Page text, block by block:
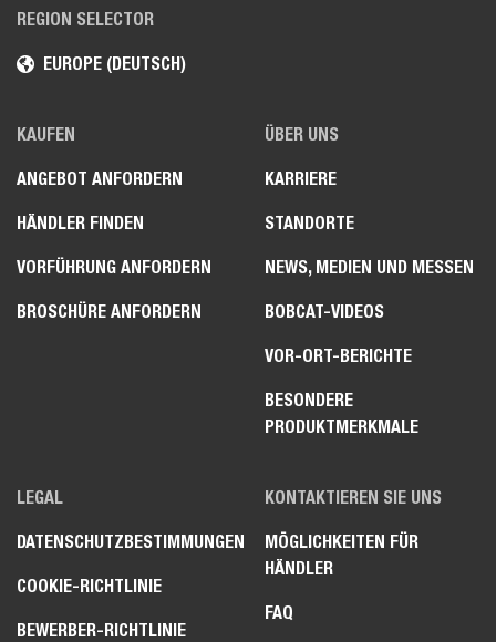
REGION SELECTOR
EUROPE (DEUTSCH)
KAUFEN
ANGEBOT ANFORDERN
HÄNDLER FINDEN
VORFÜHRUNG ANFORDERN
BROSCHÜRE ANFORDERN
ÜBER UNS
KARRIERE
STANDORTE
NEWS, MEDIEN UND MESSEN
BOBCAT-VIDEOS
VOR-ORT-BERICHTE
BESONDERE
PRODUKTMERKMALE
LEGAL
DATENSCHUTZBESTIMMUNGEN
COOKIE-RICHTLINIE
BEWERBER-RICHTLINIE
KONTAKTIEREN SIE UNS
MÖGLICHKEITEN FÜR
HÄNDLER
FAQ